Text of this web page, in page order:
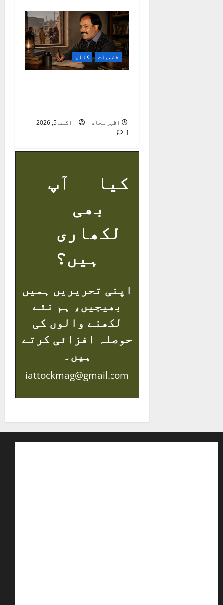
شخصیات کالم
اظہر سجاد
اگست 5, 2026
1
کیا آپ
بھی
لکھاری
ہیں؟
اپنی تحریریں ہمیں
بھیجیں، ہم نئے
لکھنے والوں کی
حوصلہ افزائی کرتے
ہیں۔
iattockmag@gmail.com